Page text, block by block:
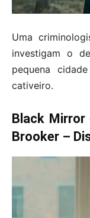
Uma
investigam o
pequena
cativeiro.
Black Mirror
Brooker –